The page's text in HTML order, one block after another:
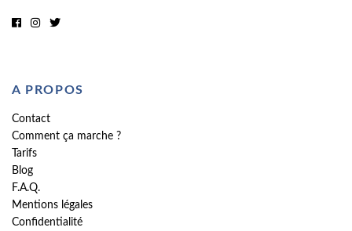
A PROPOS
Contact
Comment ça marche ?
Tarifs
Blog
F.A.Q.
Mentions légales
Confidentialité